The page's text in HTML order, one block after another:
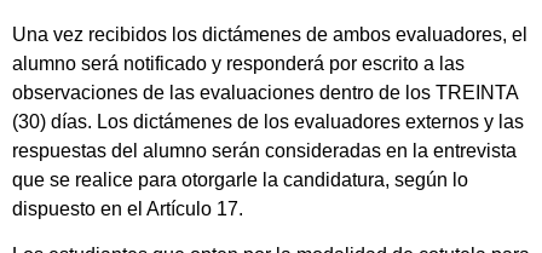
Una vez recibidos los dictámenes de ambos evaluadores, el
alumno será notificado y responderá por escrito a las
observaciones de las evaluaciones dentro de los TREINTA
(30) días. Los dictámenes de los evaluadores externos y las
respuestas del alumno serán consideradas en la entrevista
que se realice para otorgarle la candidatura, según lo
dispuesto en el Artículo 17.